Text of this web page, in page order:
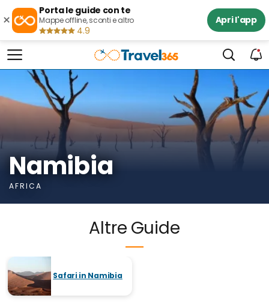
×
Porta le guide con te
Mappe offline, sconti e altro
4.9
Apri l'app
Namibia
AFRICA
Altre Guide
Safari in Namibia